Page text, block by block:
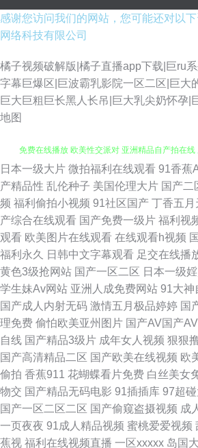
感谢您访问我们的网站，您可能还对以
网络科技有限公司
橘子视频破解版|橘子直播app下载|巨ru
字幕巨爆区|巨波霸乳影院一区二区|巨大
巨大巨粗巨长黑人长吊|巨大乳尖奶怀孕|
地图
学生妹人人摸碰 国内人人 熟女乱码中文视频 最
免费在线播放 欧美性交派对 亚洲精品自产拍在线
视剧 九九综合九色综合网站 日韩自拍国产在线观
黑丝91 暖暖日本免费大全 香蕉食品 bt之家bt天堂
高清自在线 岛国av在线看 片区在线观看 亚洲偷
超碰超在线 精品中文专区 日韩一卡2卡3卡4卡无
线 国产精品自在欧美一 欧美日韩一级免费 在线
人毛片黄色 午夜福利夜场一 91熟女丝袜福利 国
二区视频在线 亚洲欧美日韩熟女 超碰97人人调教
日本一级大片 微拍福利在线观看 91香蕉
产精品性 乱伦种子 美国伦理大片 国产二
频 福利偷拍小视频 91社区国产 丁香五月
产综合在线观看 国产免费一级片 福利视
观看 欧美图片在线观看 在线观看h视频
福利永久
日韩中文字幕观看 足交在线播
黄色3级抢网站 国产一区二区 日本一级
学生妹Av网站 亚洲人成免费网站 91大神
国产成人内射无码 激情五月极品婷婷 国
理免费 偷怕欧美亚州图片 国产AV国产AV
自线 国产精品3级片 成年女人视频 狠狠
国产高清精品二区 国产欧美在线视频 欧
偷拍 香蕉911 花蝴蝶看片免费 白丝美女
物交 国产精品无码电影 91插插库 97超
国产一区二区二区 国产偷窥盗摄视频 成
一页夜夜 91成人精品视频 蜜桃爱爱视频
蕉视 福利在线视频直播 一区xxxxx 岛国